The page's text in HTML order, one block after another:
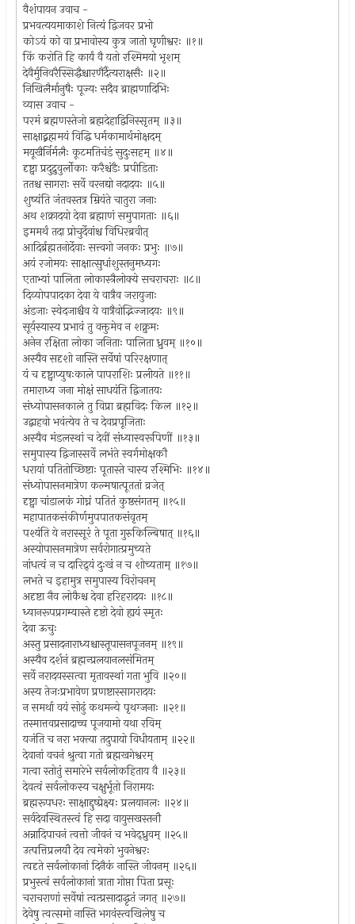
वैशंपायन उवाच -
प्रभवत्ययमाकाशे नित्यं द्विजवर प्रभो
कोऽयं को वा प्रभावोस्य कुत्र जातो घृणीश्वरः ॥१॥
किं करोति हि कार्यं वै यतो रश्मिमयो भृशम्
देवैर्मुनिवरैस्सिद्धैश्चारणैर्दैत्यराक्षसैः ॥२॥
निखिलैर्मानुषैः पूज्यः सदैव ब्राह्मणादिभिः
व्यास उवाच -
परमं ब्रह्मणस्तेजो ब्रह्मदेहाद्विनिस्सृतम् ॥३॥
साक्षाद्ब्रह्ममयं विद्धि धर्मकामार्थमोक्षदम्
मयूखैर्निर्मलैः कूटमतिचंडं सुदुःसहम् ॥४॥
दृष्ट्वा प्रदुद्रुवुर्लोकाः करैश्चंडैः प्रपीडिताः
ततश्च सागराः सर्वे वरनद्यो नदादयः ॥५॥
शुष्यंति जंतवस्तत्र म्रियंते चातुरा जनाः
अथ शक्रादयो देवा ब्रह्माणं समुपागताः ॥६॥
इममर्थं तदा प्रोचुर्देवांश्च विधिरब्रवीत्
आदिर्ब्रह्मतनोर्देवाः सत्त्वगो जनकः प्रभुः ॥७॥
अयं रजोमयः साक्षात्सुधांशुस्तनुमध्यगः
एताभ्यां पालिता लोकास्त्रैलोक्ये सचराचराः ॥८॥
दिव्योपपादका देवा ये वात्रैव जरायुजाः
अंडजाः स्वेदजाश्चैव ये वात्रैवोद्भिज्जादयः ॥९॥
सूर्यस्यास्य प्रभावं तु वक्तुमेव न शक्नुमः
अनेन रक्षिता लोका जनिताः पालिता ध्रुवम् ॥१०॥
अस्यैव सदृशो नास्ति सर्वेषां परिरक्षणात्
यं च दृष्ट्वाप्युषःकाले पापराशिः प्रलीयते ॥११॥
तमाराध्य जना मोक्षं साधयंति द्विजातयः
संध्योपासनकाले तु विप्रा ब्रह्मविदः किल ॥१२॥
उद्बाहवो भवंत्येव ते च देवप्रपूजिताः
अस्यैव मंडलस्थां च देवीं संध्यास्वरूपिणीं ॥१३॥
समुपास्य द्विजास्सर्वे लभंते स्वर्गमोक्षकौ
धरायां पतितोच्छिष्टाः पूतास्ते चास्य रश्मिभिः ॥१४॥
संध्योपासनमात्रेण कल्मषात्पूततां व्रजेत्
दृष्ट्वा चांडालकं गोघ्नं पतितं कुष्ठसंगतम् ॥१५॥
महापातकसंकीर्णमुपपातकसंवृतम्
पश्यंति ये नरास्सूरं ते पूता गुरुकिल्बिषात् ॥१६॥
अस्योपासनमात्रेण सर्वरोगात्प्रमुच्यते
नांधत्वं न च दारिद्र्यं दुःखं न च शोच्यताम् ॥१७॥
लभते च इहामुत्र समुपास्य विरोचनम्
अदृष्टा नैव लोकैश्च देवा हरिहरादयः ॥१८॥
ध्यानरूपप्रगम्यास्ते दृष्टो देवो ह्ययं स्मृतः
देवा ऊचुः
अस्तु प्रसादनाराध्यश्चास्तूपासनपूजनम् ॥१९॥
अस्यैव दर्शनं ब्रह्मन्प्रलयानलसंमितम्
सर्वे नरादयस्सत्वा मृतावस्थां गता भुवि ॥२०॥
अस्य तेजःप्रभावेण प्रणष्टास्सागरादयः
न समर्था वयं सोढुं कथमन्ये पृथग्जनाः ॥२१॥
तस्मात्तवप्रसादाच्च पूजयामो यथा रविम्
यजंति च नरा भक्त्या तदुपायो विधीयताम् ॥२२॥
देवानां वचनं श्रुत्वा गतो ब्रह्मखगेश्वरम्
गत्वा स्तोतुं समारेभे सर्वलोकहिताय वै ॥२३॥
देवत्वं सर्वलोकस्य चक्षुर्भूतो निरामयः
ब्रह्मरूपधरः साक्षाद्दुष्प्रेक्ष्यः प्रलयानलः ॥२४॥
सर्वदेवस्थितस्त्वं हि सदा वायुसखस्तनौ
अन्नादिपाचनं त्वत्तो जीवनं च भवेद्ध्रुवम् ॥२५॥
उत्पत्तिप्रलयौ देव त्वमेको भुवनेश्वरः
त्वदृते सर्वलोकानां दिनैकं नास्ति जीवनम् ॥२६॥
प्रभुस्त्वं सर्वलोकानां त्राता गोप्ता पिता प्रसूः
चराचराणां सर्वेषां त्वत्प्रसादाद्धृतं जगत् ॥२७॥
देवेषु त्वत्समो नास्ति भगवंस्त्वखिलेषु च